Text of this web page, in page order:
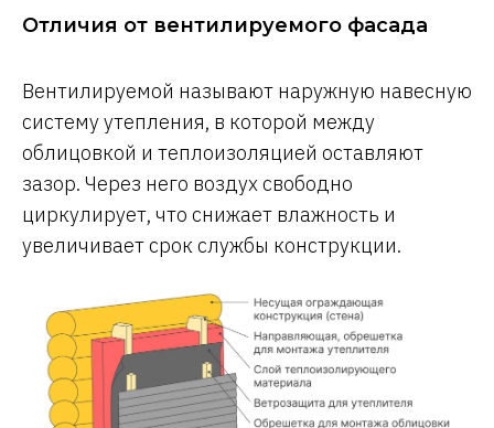
Отличия от вентилируемого фасада
Вентилируемой называют наружную навесную
систему утепления, в которой между
облицовкой и теплоизоляцией оставляют
зазор. Через него воздух свободно
циркулирует, что снижает влажность и
увеличивает срок службы конструкции.